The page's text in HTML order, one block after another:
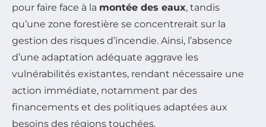
pour faire face à la montée des eaux, tandis
qu’une zone forestière se concentrerait sur la
gestion des risques d’incendie. Ainsi, l’absence
d’une adaptation adéquate aggrave les
vulnérabilités existantes, rendant nécessaire une
action immédiate, notamment par des
financements et des politiques adaptées aux
besoins des régions touchées.